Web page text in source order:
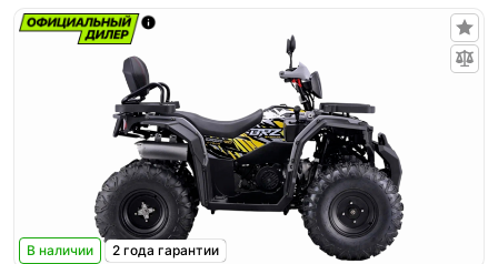
В наличии 2 года гарантии